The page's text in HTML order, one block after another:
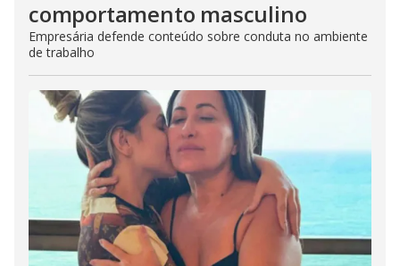
comportamento masculino
Empresária defende conteúdo sobre conduta no ambiente
de trabalho